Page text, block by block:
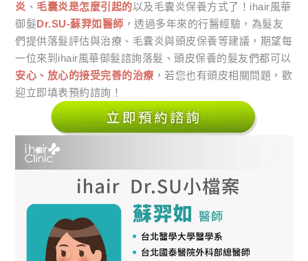
炎 、 毛囊炎是怎麼引起的以及毛囊炎保養方式了！ihair風華
御髮Dr.SU-蘇羿如醫師 ，透過多年來的行醫經驗，為髮友
們提供落髮評估與治療、毛囊炎與頭皮保養等建議，期望每
一位來到ihair風華御髮諮詢落髮、頭皮保養的髮友們都可以
安心、放心的接受完善的治療 ，若您也有頭皮相關問題，歡
迎立即填表預約諮詢！